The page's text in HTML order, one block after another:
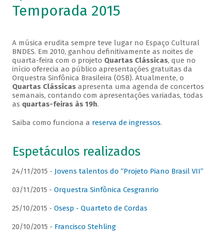
Temporada 2015
A música erudita sempre teve lugar no Espaço Cultural
BNDES. Em 2010, ganhou definitivamente as noites de
quarta-feira com o projeto Quartas Clássicas, que no
início oferecia ao público apresentações gratuitas da
Orquestra Sinfônica Brasileira (OSB). Atualmente, o
Quartas Clássicasapresenta uma agenda de concertos
semanais, contando com apresentações variadas, todas
as quartas-feiras às 19h.
Saiba como funciona a reserva de ingressos.
Espetáculos realizados
24/11/2015 - Jovens talentos do “Projeto Piano Brasil VII”
03/11/2015 - Orquestra Sinfônica Cesgranrio
25/10/2015 - Osesp - Quarteto de Cordas
20/10/2015 - Francisco Stehling